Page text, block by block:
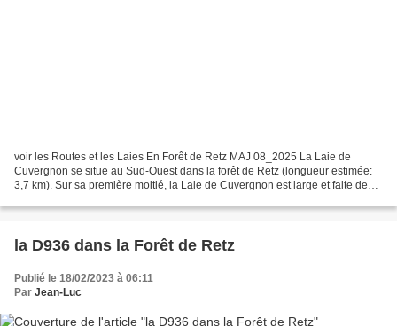
voir les Routes et les Laies En Forêt de Retz MAJ 08_2025 La Laie de
Cuvergnon se situe au Sud-Ouest dans la forêt de Retz (longueur estimée:
3,7 km). Sur sa première moitié, la Laie de Cuvergnon est large et faite de
la D936 dans la Forêt de Retz
Publié le 18/02/2023 à 06:11
Par Jean-Luc